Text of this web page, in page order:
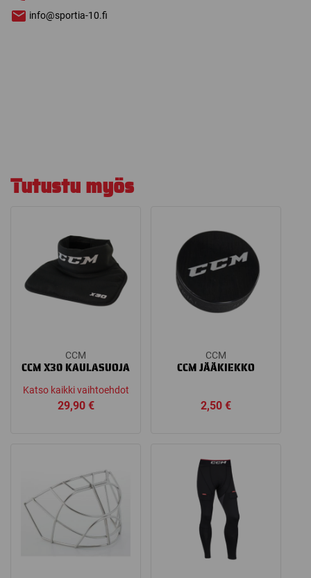
info@sportia-10.fi
Tutustu myös
CCM
CCM X30 KAULASUOJA
Katso kaikki vaihtoehdot
29,90 €
CCM
CCM JÄÄKIEKKO
2,50€